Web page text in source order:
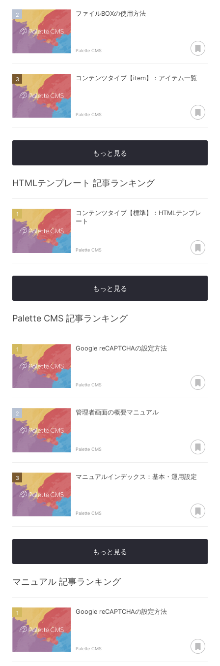
ファイルBOXの使用方法
Palette CMS
コンテンツタイプ【item】：アイテム一覧
Palette CMS
もっと見る
HTMLテンプレート 記事ランキング
コンテンツタイプ【標準】：HTMLテンプレ
ート
Palette CMS
もっと見る
Palette CMS 記事ランキング
Google reCAPTCHAの設定方法
Palette CMS
管理者画面の概要マニュアル
Palette CMS
マニュアルインデックス：基本・運用設定
Palette CMS
もっと見る
マニュアル 記事ランキング
Google reCAPTCHAの設定方法
Palette CMS